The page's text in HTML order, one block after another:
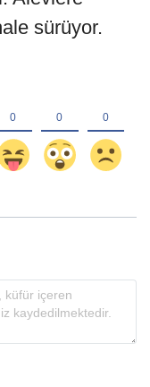
sürüyor.